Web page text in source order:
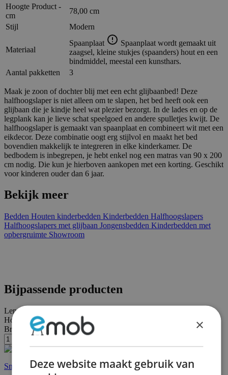
Hoogte Product -
cm
78,00 cm
Stijl
Modern
Materiaal
Spaanplaat
Spaanplaat wordt gemaakt uit
zaagsel, kleine stukjes (spaanders) hout en een
bindmiddel, meestal een kunsthars.
Aantal pakketten
3
Maak je zoon of dochter blij met een echt glijbaanbed! Deze
halfhoogslaper is niet alleen om te slapen, het bed heeft ook een
glijbaan die je kindje heel wat plezier bezorgt. In de lades en op de
legplank kan je lieve schat speelgoed en andere spulletjes kwijt. De
halfhoogslaper is gemaakt van spaanplaat en combineert wit met een
eikdecor. Deze combinatie oogt erg stijlvol en maakt het bed
bovendien makkelijk te integreren in elke kinderkamer. De
bedbodem is inbegrepen, je hebt enkel nog een matras van 90 x 200
cm nodig. Die kun je hierboven aankopen met een korting. Geschikt
voor kinderen ouder dan 6 jaar.
Bekijk meer
Bedden Houten kinderbedden Kinderbedden Halfhoogslapers
Halfhoogslapers met glijbaan Jongensbedden Kinderbedden met
opbergruimte Showroom
Bijpassende producten
Lengte:
Hoogte:180 cm
Breedte/diepte: 132 cm
Snelle levering
×
Deze website maakt gebruik van